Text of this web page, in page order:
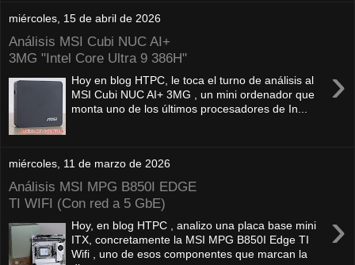
miércoles, 15 de abril de 2026
Análisis MSI Cubi NUC AI+
3MG "Intel Core Ultra 9 386H"
›
Hoy en blog HTPC, le toca el turno de análisis al
MSI Cubi NUC AI+ 3MG , un mini ordenador que
monta uno de los últimos procesadores de In...
miércoles, 11 de marzo de 2026
Análisis MSI MPG B850I EDGE
TI WIFI (Con red a 5 GbE)
›
Hoy, en blog HTPC , analizo una placa base mini
ITX, concretamente la MSI MPG B850I Edge TI
Wifi , uno de esos componentes que marcan la